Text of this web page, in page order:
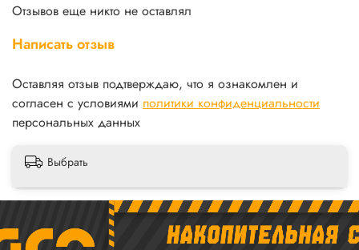
Отзывов еще никто не оставлял
Написать отзыв
Оставляя отзыв подтверждаю, что я ознакомлен и
согласен с условиями политики конфиденциальности
персональных данных
Выбрать